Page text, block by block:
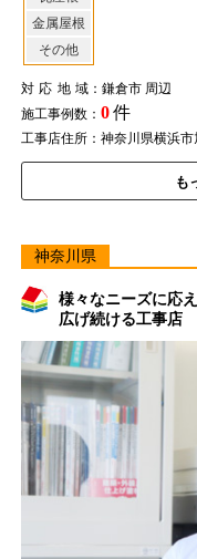
金属屋根
その他
対応地域：鎌倉市 周辺
施工事例数： 0件
工事店住所：神奈川県横浜
も
神奈川県
様々なニーズに応
広げ続ける工事店